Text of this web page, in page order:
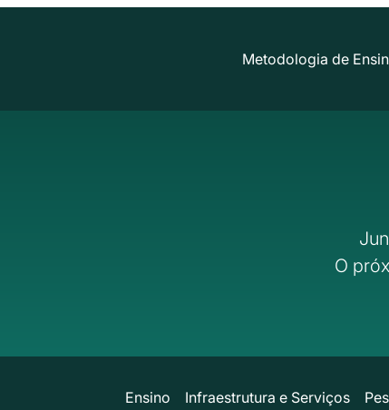
Metodologia de
O
Ensino Infraestrutura e Serviços